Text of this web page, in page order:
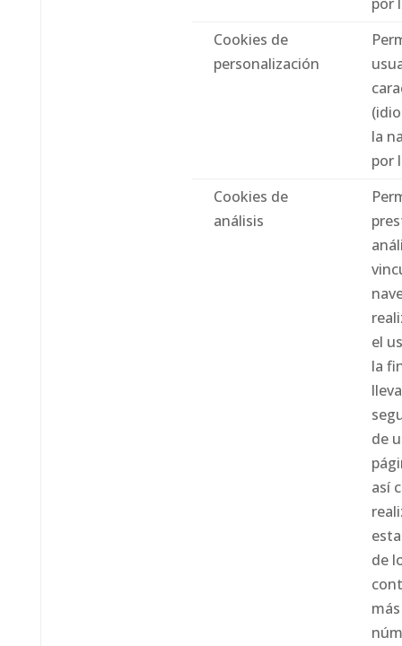
Cookies de
personalización
la
por
Cookies de
análisis
el
la
de
así
de